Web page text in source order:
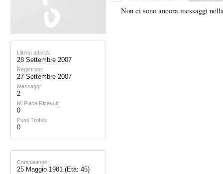
Ultima attività:
28 Settembre 2007
Registrato:
27 Settembre 2007
Messaggi:
2
Mi Piace Ricevuti:
0
Punti Trofeo:
0
Compleanno:
25 Maggio 1981 (Età: 45)
Non ci sono ancora messaggi